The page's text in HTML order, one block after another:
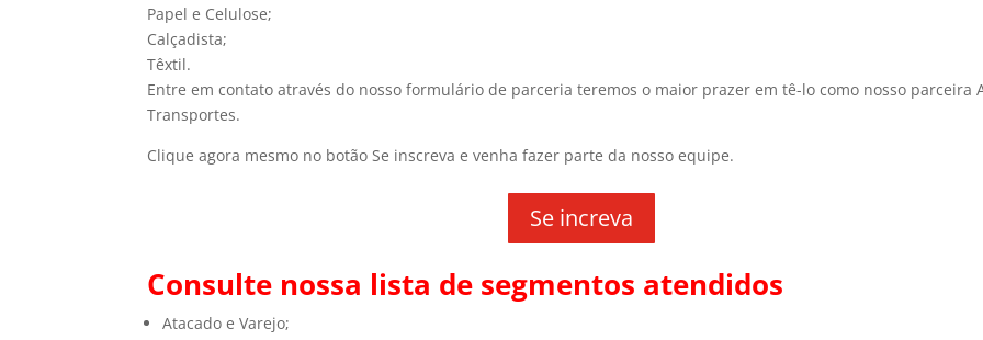
Papel e Celulose;
Calçadista;
Têxtil.
Entre em contato através do nosso formulário de parceria teremos o maior prazer em tê-lo como nosso parceira
Transportes.
Clique agora mesmo no botão Se inscreva e venha fazer parte da nosso equipe.
Se increva
Consulte nossa lista de segmentos atendidos
Atacado e Varejo;